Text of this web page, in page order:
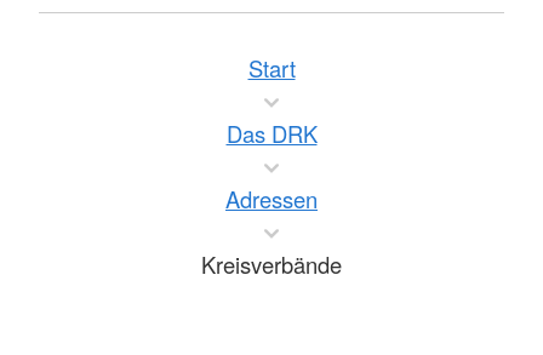
Start
Das DRK
Adressen
Kreisverbände